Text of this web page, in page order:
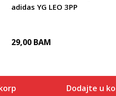
adidas YG LEO 3PP
29,00 BAM
Dodajte u